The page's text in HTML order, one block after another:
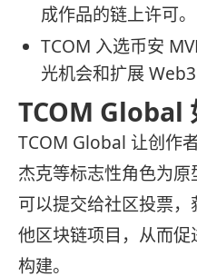
成作品的链上许可。
TCOM 入选币安
光机会和扩展
TCOM Global
TCOM Global 让创作
杰克等标志性角色为
可以提交给社区投票
他区块链项目，从而
构建。